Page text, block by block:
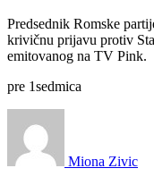
Predsednik Romske
krivičnu prijavu protiv
emitovanog na TV Pink.
pre 1sedmica
Miona Zivic